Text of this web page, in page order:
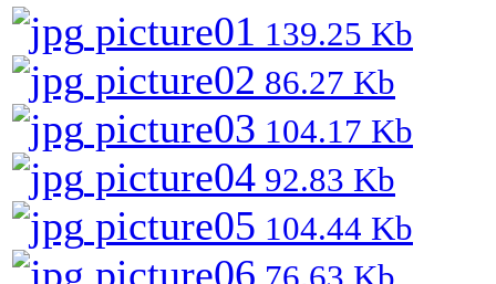
picture01 139.25 Kb
picture02 86.27 Kb
picture03 104.17 Kb
picture04 92.83 Kb
picture05 104.44 Kb
picture06